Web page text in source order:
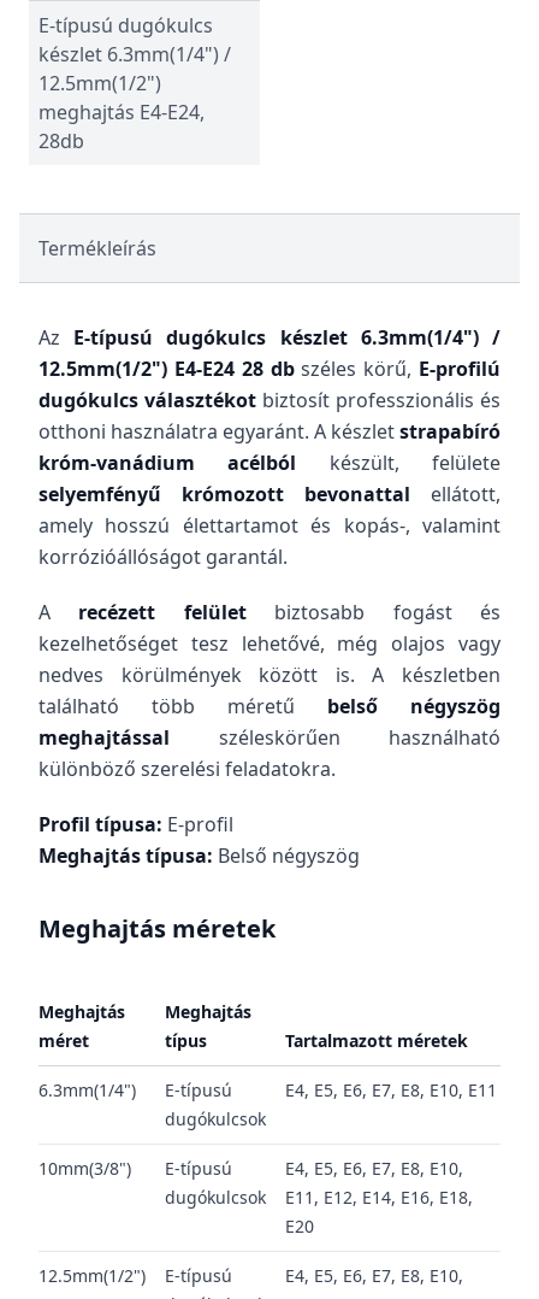
E-típusú dugókulcs
készlet 6.3mm(1/4") /
12.5mm(1/2")
meghajtás E4-E24,
28db
Termékleírás
Az E-típusú dugókulcs készlet 6.3mm(1/4") /
12.5mm(1/2") E4-E24 28 dbszéles körű, E-profilú
dugókulcs választékot biztosít professzionális és
otthoni használatra egyaránt. A készletstrapabíró
króm-vanádium acélból készült, felülete
selyemfényű krómozott bevonattal ellátott,
amely hosszú élettartamot és kopás-, valamint
korrózióállóságot garantál.
A recézett felületbiztosabb fogást és
kezelhetőséget tesz lehetővé, még olajos vagy
nedves körülmények között is. A készletben
található több méretű belső négyszög
meghajtással széleskörűen használható
különböző szerelési feladatokra.
Profil típusa: E-profil
Meghajtás típusa: Belső négyszög
Meghajtás méretek
Meghajtás
méret
Meghajtás
típus
Tartalmazott méretek
6.3mm(1/4")
E-típusú
dugókulcsok
E4, E5, E6, E7, E8, E10, E11
10mm(3/8")
E-típusú
dugókulcsok
E4, E5, E6, E7, E8, E10,
E11, E12, E14, E16, E18,
E20
12.5mm(1/2")
E-típusú
E4, E5, E6, E7, E8, E10,